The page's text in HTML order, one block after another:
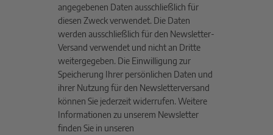
angegebenen Daten ausschließlich für
diesen Zweck verwendet. Die Daten
werden ausschließlich für den Newsletter-
Versand verwendet und nicht an Dritte
weitergegeben. Die Einwilligung zur
Speicherung Ihrer persönlichen Daten und
ihrer Nutzung für den Newsletterversand
können Sie jederzeit widerrufen. Weitere
Informationen zu unserem Newsletter
finden Sie in unseren